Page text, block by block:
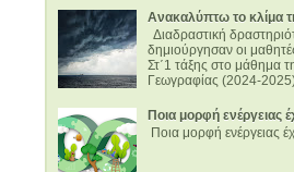
Ανακαλύπτω το κλίμα
Διαδραστική
δημιούργησαν οι
Στ΄1 τάξης στο μάθημα
Γεωγραφίας (2024-
Ποια μορφή ενέργειας
Ποια μορφή ενέργειας